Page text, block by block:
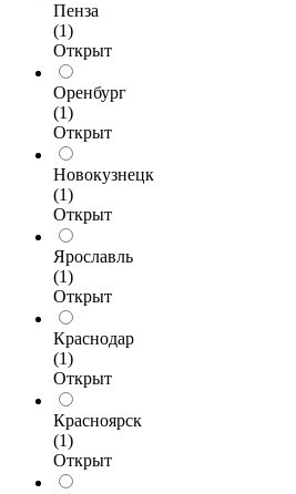
Пенза
(1)
Открыт
Оренбург
(1)
Открыт
Новокузнецк
(1)
Открыт
Ярославль
(1)
Открыт
Краснодар
(1)
Открыт
Красноярск
(1)
Открыт